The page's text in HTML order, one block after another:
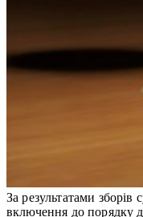
За результатами
включення до порядку